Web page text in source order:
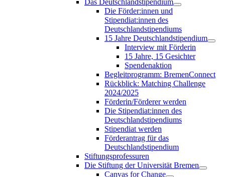
Die Förder:innen und
Stipendiat:innen des
Deutschlandstipendiums
15 Jahre Deutschlandstipendium
Interview mit Förderin
15 Jahre, 15 Gesichter
Spendenaktion
Begleitprogramm: BremenConnect
Rückblick: Matching Challenge
2024/2025
Förderin/Förderer werden
Die Stipendiat:innen des
Deutschlandstipendiums
Stipendiat werden
Förderantrag für das
Deutschlandstipendium
Stiftungsprofessuren
Die Stiftung der Universität Bremen
Canvas for Change